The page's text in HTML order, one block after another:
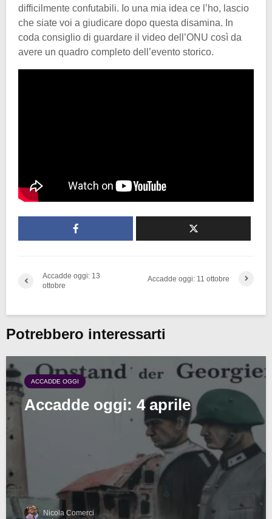
difficilmente confutabili. Io una mia idea ce l’ho, lascio
che siate voi a giudicare dopo questa disamina. In
coda consiglio di guardare il video dell’ONU così da
avere un quadro completo dell’evento storico.
Accadde oggi: 13
ottobre
Accadde oggi: 11 ottobre
Potrebbero interessarti
ACCADDE OGGI
Accadde oggi: 4 aprile
Nicola Comerci